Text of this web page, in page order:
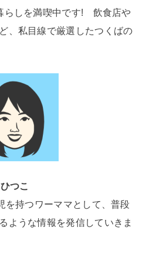
らしを満喫中です! 飲食店や
、私目線で厳選したつくばの
ひつこ
を持つワーママとして、普段
ような情報を発信していきま